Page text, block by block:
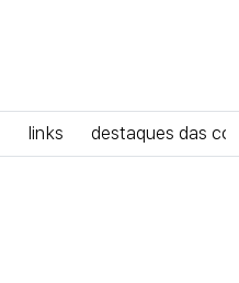
links destaques das